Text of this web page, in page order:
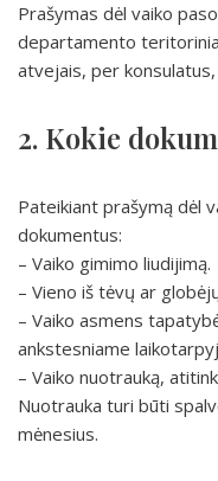
Prašymas dėl vaiko
departamento
atvejais, per
2. Kokie
Pateikiant prašymą dėl
dokumentus:
– Vaiko gimimo liudijimą.
– Vieno iš tėvų ar
– Vaiko asmens
ankstesniame
– Vaiko nuotrauką,
Nuotrauka turi būti
mėnesius.